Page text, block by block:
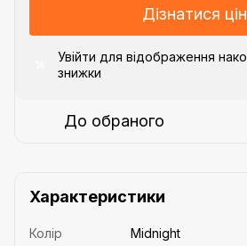
Дізнатися
Увійти для відображення
знижки
До обраного
Характеристики
Колір
Midnight